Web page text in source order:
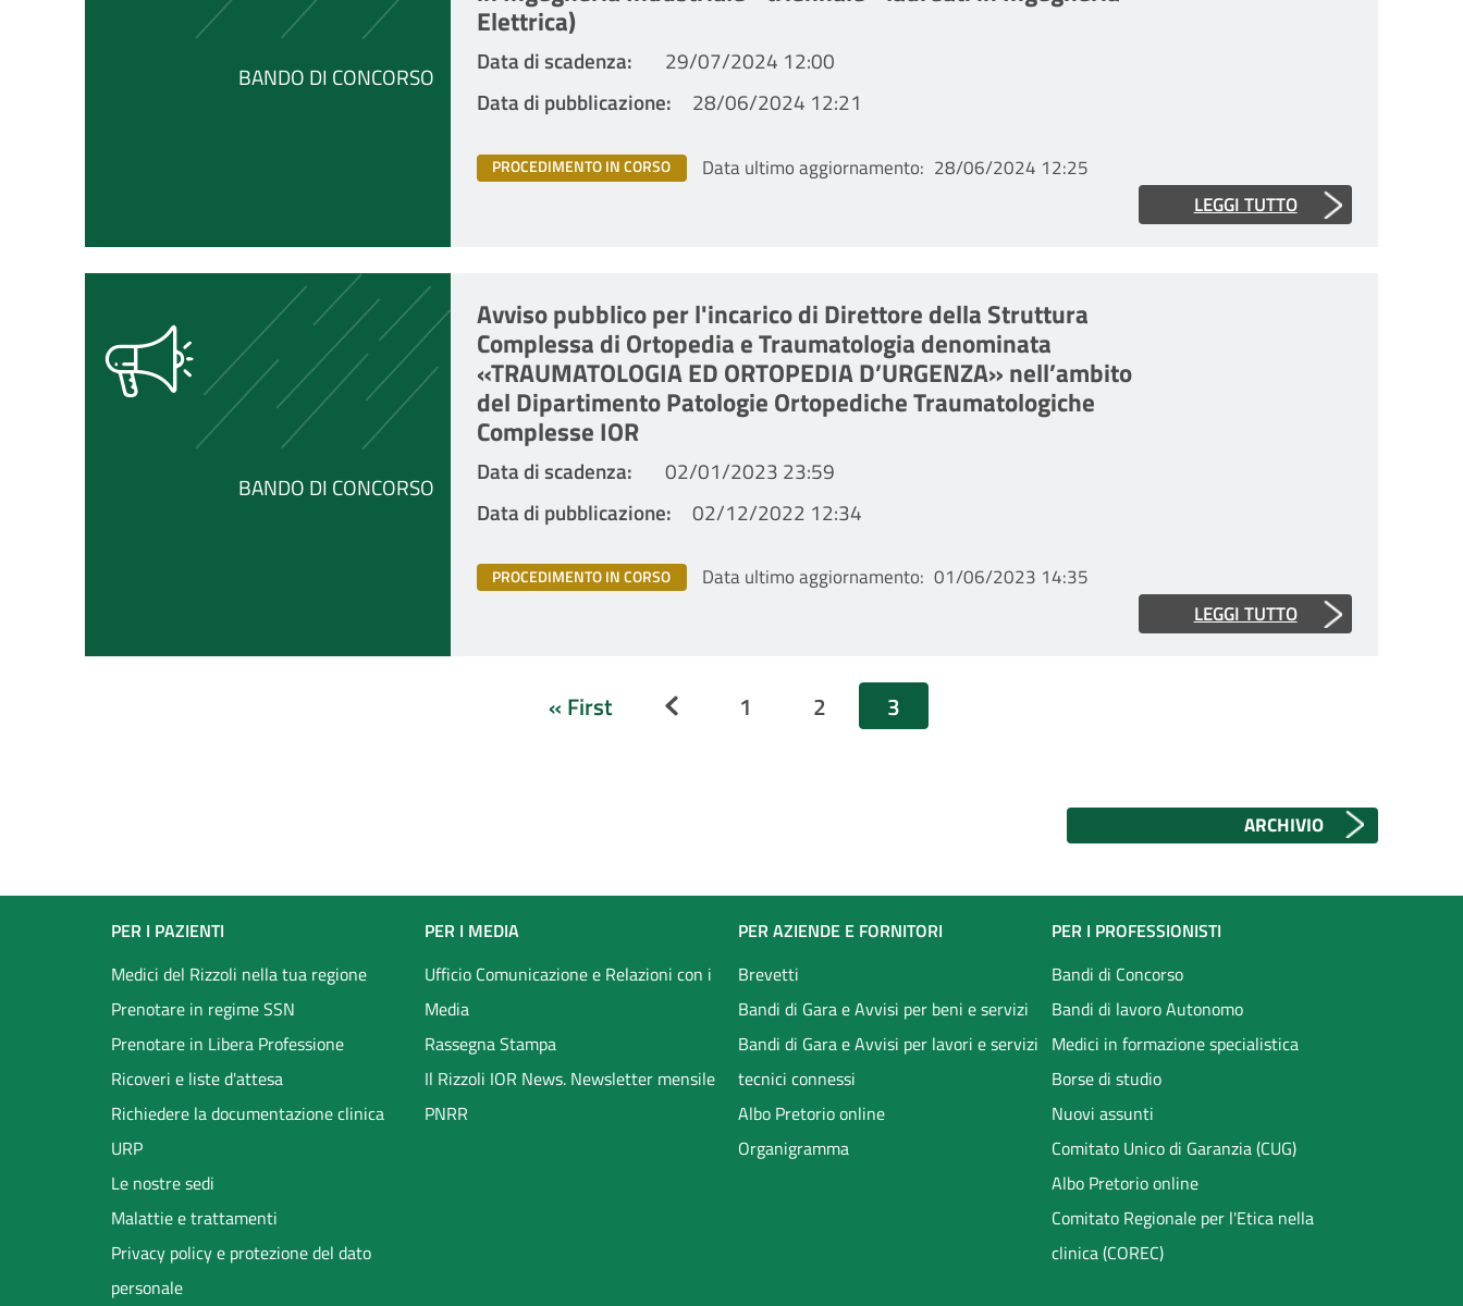
BANDO DI CONCORSO
Elettrica)
Data di scadenza
29/07/2024 12:00
Data di pubblicazione
28/06/2024 12:21
PROCEDIMENTO IN CORSO Data ultimo aggiornamento 28/06/2024 12:25
LEGGI TUTTO
BANDO DI CONCORSO
Avviso pubblico per l'incarico di Direttore della Struttura
Complessa di Ortopedia e Traumatologia denominata
«TRAUMATOLOGIA ED ORTOPEDIA D’URGENZA» nell’ambito
del Dipartimento Patologie Ortopediche Traumatologiche
Complesse IOR
Data di scadenza
02/01/2023 23:59
Data di pubblicazione
02/12/2022 12:34
PROCEDIMENTO IN CORSO Data ultimo aggiornamento 01/06/2023 14:35
LEGGI TUTTO
Paginazione
Prima
« First Pagina precedente
Page
1 Page
2
Pagina
3
ARCHIVIO
Footer
menu
PER I PAZIENTI
Medici del Rizzoli nella tua regione
Prenotare in regime SSN
Prenotare in Libera Professione
Ricoveri e liste d'attesa
Richiedere la documentazione clinica
URP
Le nostre sedi
Malattie e trattamenti
Privacy policy e protezione del dato
personale
PER I MEDIA
Ufficio Comunicazione e Relazioni con i
Media
Rassegna Stampa
Il Rizzoli IOR News. Newsletter mensile
PNRR
PER AZIENDE E FORNITORI
Brevetti
Bandi di Gara e Avvisi per beni e servizi
Bandi di Gara e Avvisi per lavori e servizi
tecnici connessi
Albo Pretorio online
Organigramma
PER I PROFESSIONISTI
Bandi di Concorso
Bandi di lavoro Autonomo
Medici in formazione specialistica
Borse di studio
Nuovi assunti
Comitato Unico di Garanzia (CUG)
Albo Pretorio online
Comitato Regionale per l'Etica nella
clinica (COREC)